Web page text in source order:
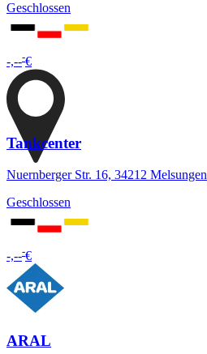
Geschlossen
-,---€
Tankcenter
Nuernberger Str. 16, 34212 Melsungen
Geschlossen
-,---€
ARAL